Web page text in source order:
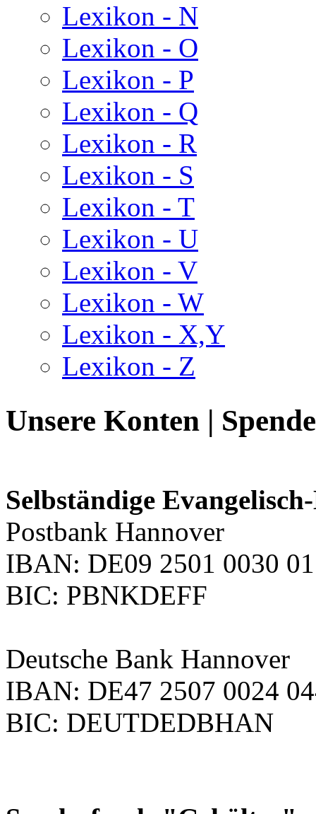
Lexikon - N
Lexikon - O
Lexikon - P
Lexikon - Q
Lexikon - R
Lexikon - S
Lexikon - T
Lexikon - U
Lexikon - V
Lexikon - W
Lexikon - X,Y
Lexikon - Z
Unsere Konten |
Selbständige
Postbank Hannover
IBAN: DE09 2501 0030
BIC: PBNKDEFF
Deutsche Bank Hannover
IBAN: DE47 2507 0024
BIC: DEUTDEDBHAN